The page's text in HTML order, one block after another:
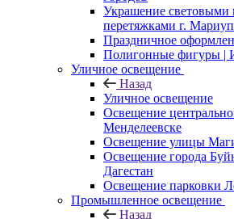
Украшение световыми
перетяжками г.
Праздничное
Полигонные фигуры |
Уличное освещение
Назад
Уличное освещение
Освещение
Менделеевске
Освещение улицы
Освещение города
Дагестан
Освещение парковки
Промышленное освещение
Назад